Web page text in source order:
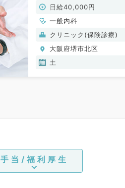
常勤）日給40,000円
一般内科
クリニック(保険診療)
大阪府堺市北区
土
手当/福利厚生